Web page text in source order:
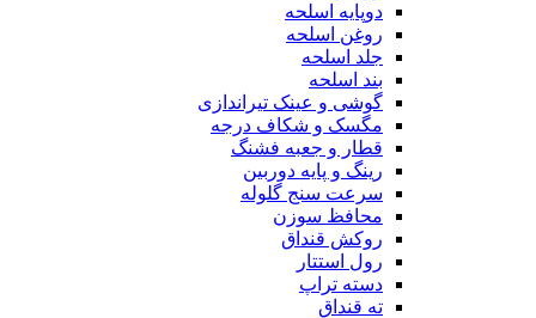
دوپایه اسلحه
روغن اسلحه
جلد اسلحه
بند اسلحه
گوشی و عینک تیراندازی
مگسک و شکاف درجه
قطار و جعبه فشنگ
رینگ و پایه دوربین
سرعت سنج گلوله
محافظ سوزن
روکش قنداق
رول استتار
دسته تراپ
ته قنداق